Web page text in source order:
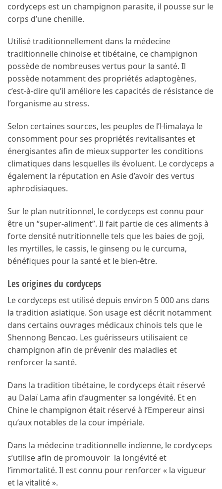
cordyceps est un champignon parasite, il pousse sur le
corps d’une chenille.
Utilisé traditionnellement dans la médecine
traditionnelle chinoise et tibétaine, ce champignon
possède de nombreuses vertus pour la santé. Il
possède notamment des propriétés adaptogènes,
c’est-à-dire qu’il améliore les capacités de résistance de
l’organisme au stress.
Selon certaines sources, les peuples de l’Himalaya le
consomment pour ses propriétés revitalisantes et
énergisantes afin de mieux supporter les conditions
climatiques dans lesquelles ils évoluent. Le cordyceps a
également la réputation en Asie d’avoir des vertus
aphrodisiaques.
Sur le plan nutritionnel, le cordyceps est connu pour
être un “super-aliment”. Il fait partie de ces aliments à
forte densité nutritionnelle tels que les baies de goji,
les myrtilles, le cassis, le ginseng ou le curcuma,
bénéfiques pour la santé et le bien-être.
Les origines du cordyceps
Le cordyceps est utilisé depuis environ 5 000 ans dans
la tradition asiatique. Son usage est décrit notamment
dans certains ouvrages médicaux chinois tels que le
Shennong Bencao. Les guérisseurs utilisaient ce
champignon afin de prévenir des maladies et
renforcer la santé.
Dans la tradition tibétaine, le cordyceps était réservé
au Dalaï Lama afin d’augmenter sa longévité. Et en
Chine le champignon était réservé à l’Empereur ainsi
qu’aux notables de la cour impériale.
Dans la médecine traditionnelle indienne, le cordyceps
s’utilise afin de promouvoir la longévité et
l’immortalité. Il est connu pour renforcer « la vigueur
et la vitalité ».